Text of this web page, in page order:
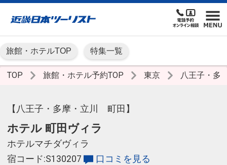
旅館・ホテルTOP 特集一覧
TOP 旅館・ホテル予約TOP 東京 八王子・多
【八王子・多摩・立川 町田】
ホテル 町田ヴィラ
ホテルマチダヴィラ
宿コード:S130207
口コミを見る